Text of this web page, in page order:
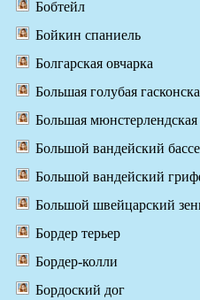
Бобтейл
Бойкин спаниель
Болгарская овчарка
Большая голубая
Большая мюнстерлендская
Большой вандейский
Большой вандейский
Большой швейцарский
Бордер терьер
Бордер-колли
Бордоский дог